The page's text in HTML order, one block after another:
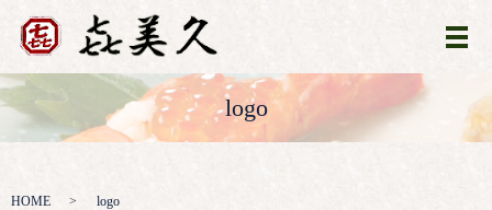
メ
logo
HOME logo